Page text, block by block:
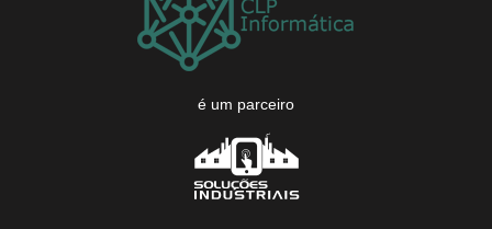
é um parceiro